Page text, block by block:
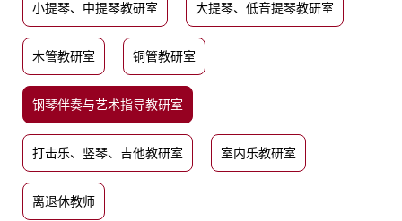
小提琴、中提琴教研室 大提琴、低音提琴教研室
木管教研室 铜管教研室
钢琴伴奏与艺术指导教研室
打击乐、竖琴、吉他教研室 室内乐教研室
离退休教师